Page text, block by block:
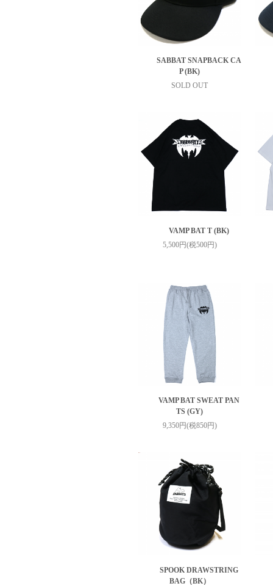
SABBAT SNAPBACK CA
P (BK)
SOLD OUT
VAMP BAT T (BK)
5,500円(税500円)
VAMP BAT SWEAT PAN
TS (GY)
9,350円(税850円)
SPOOK DRAWSTRING
BAG（BK）